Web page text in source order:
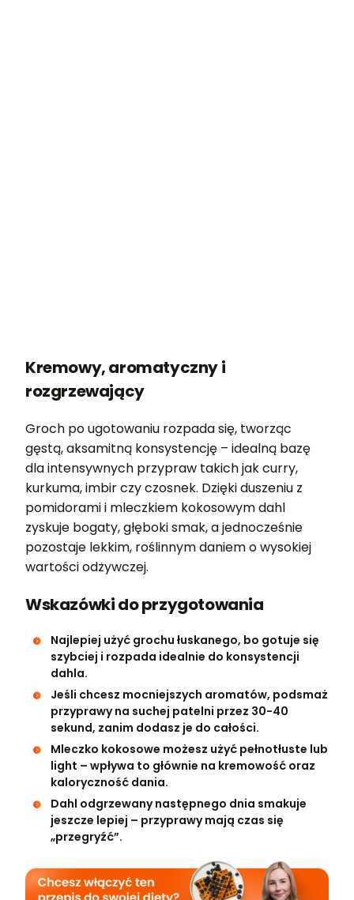
Kremowy, aromatyczny i
rozgrzewający
Groch po ugotowaniu rozpada się, tworząc
gęstą, aksamitną konsystencję – idealną bazę
dla intensywnych przypraw takich jak curry,
kurkuma, imbir czy czosnek. Dzięki duszeniu z
pomidorami i mleczkiem kokosowym dahl
zyskuje bogaty, głęboki smak, a jednocześnie
pozostaje lekkim, roślinnym daniem o wysokiej
wartości odżywczej.
Wskazówki do przygotowania
Najlepiej użyć grochu łuskanego, bo gotuje się
szybciej i rozpada idealnie do konsystencji
dahla.
Jeśli chcesz mocniejszych aromatów, podsmaż
przyprawy na suchej patelni przez 30-40
sekund, zanim dodasz je do całości.
Mleczko kokosowe możesz użyć pełnotłuste lub
light – wpływa to głównie na kremowość oraz
kaloryczność dania.
Dahl odgrzewany następnego dnia smakuje
jeszcze lepiej – przyprawy mają czas się
„przegryźć”.